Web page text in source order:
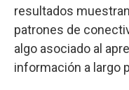
resultados
patrones de
algo asociado al
información a largo